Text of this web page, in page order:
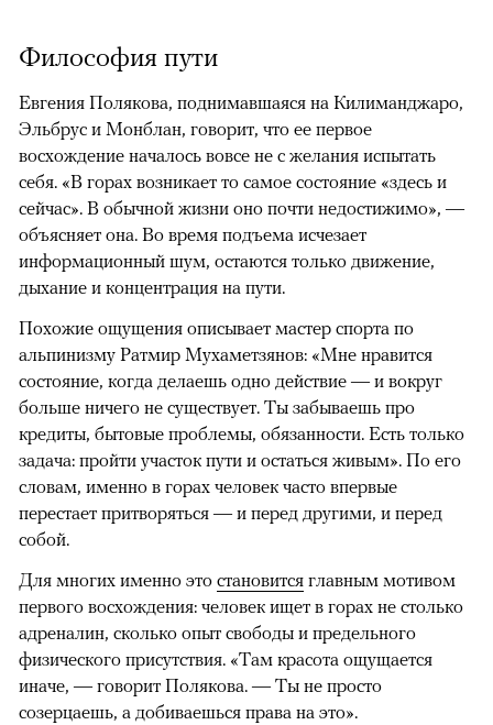
Философия пути
Евгения Полякова, поднимавшаяся на Килиманджаро,
Эльбрус и Монблан, говорит, что ее первое
восхождение началось вовсе не с желания испытать
себя. «В горах возникает то самое состояние «здесь и
сейчас». В обычной жизни оно почти недостижимо», —
объясняет она. Во время подъема исчезает
информационный шум, остаются только движение,
дыхание и концентрация на пути.
Похожие ощущения описывает мастер спорта по
альпинизму Ратмир Мухаметзянов: «Мне нравится
состояние, когда делаешь одно действие — и вокруг
больше ничего не существует. Ты забываешь про
кредиты, бытовые проблемы, обязанности. Есть только
задача: пройти участок пути и остаться живым». По его
словам, именно в горах человек часто впервые
перестает притворяться — и перед другими, и перед
собой.
Для многих именно это становится главным мотивом
первого восхождения: человек ищет в горах не столько
адреналин, сколько опыт свободы и предельного
физического присутствия. «Там красота ощущается
иначе, — говорит Полякова. — Ты не просто
созерцаешь, а добиваешься права на это».